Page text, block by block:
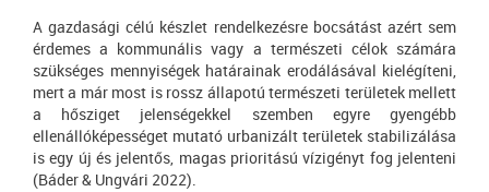
A gazdasági célú készlet rendelkezésre bocsátást azért sem
érdemes a kommunális vagy a természeti célok számára
szükséges mennyiségek határainak erodálásával kielégíteni,
mert a már most is rossz állapotú természeti területek mellett
a hősziget jelenségekkel szemben egyre gyengébb
ellenállóképességet mutató urbanizált területek stabilizálása
is egy új és jelentős, magas prioritású vízigényt fog jelenteni
(Báder & Ungvári 2022).